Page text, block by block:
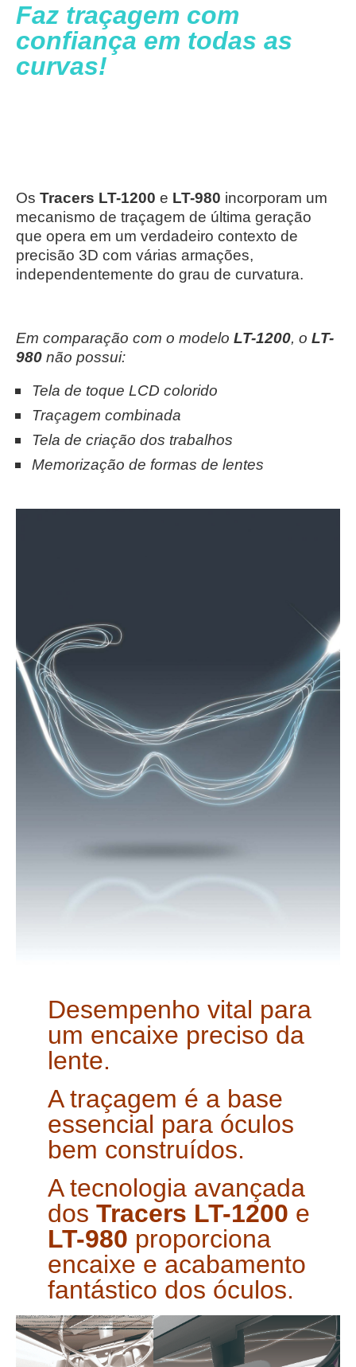
Faz traçagem com
confiança em todas as
curvas!
Os Tracers LT-1200 e LT-980 incorporam um
mecanismo de traçagem de última geração
que opera em um verdadeiro contexto de
precisão 3D com várias armações,
independentemente do grau de curvatura.
Em comparação com o modelo LT-1200, o LT-
980 não possui:
Tela de toque LCD colorido
Traçagem combinada
Tela de criação dos trabalhos
Memorização de formas de lentes
Desempenho vital para
um encaixe preciso da
lente.
A traçagem é a base
essencial para óculos
bem construídos.
A tecnologia avançada
dos Tracers LT-1200 e
LT-980 proporciona
encaixe e acabamento
fantástico dos óculos.